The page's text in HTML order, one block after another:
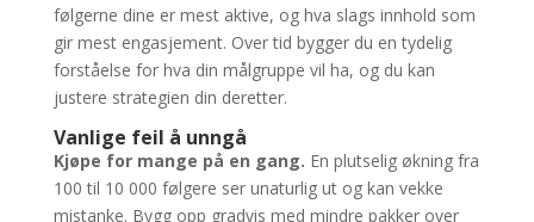
følgerne dine er mest aktive, og hva slags innhold som
gir mest engasjement. Over tid bygger du en tydelig
forståelse for hva din målgruppe vil ha, og du kan
justere strategien din deretter.
Vanlige feil å unngå
Kjøpe for mange på en gang. En plutselig økning fra
100 til 10 000 følgere ser unaturlig ut og kan vekke
mistanke. Bygg opp gradvis med mindre pakker over